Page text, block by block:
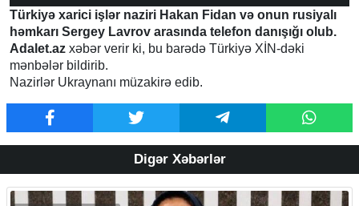
Türkiyə xarici işlər naziri Hakan Fidan və onun rusiyalı
həmkarı Sergey Lavrov arasında telefon danışığı olub.
Adalet.az xəbər verir ki, bu barədə Türkiyə XİN-dəki
mənbələr bildirib.
Nazirlər Ukraynanı müzakirə edib.
Digər Xəbərlər